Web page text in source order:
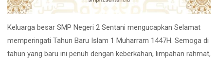
Keluarga besar SMP Negeri 2 Sentani mengucapkan Selamat
memperingati Tahun Baru Islam 1 Muharram 1447H. Semoga di
tahun yang baru ini penuh dengan keberkahan, limpahan rahmat,